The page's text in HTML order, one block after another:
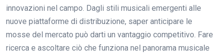
innovazioni nel campo. Dagli stili musicali emergenti alle
nuove piattaforme di distribuzione, saper anticipare le
mosse del mercato può darti un vantaggio competitivo. Fare
ricerca e ascoltare ciò che funziona nel panorama musicale